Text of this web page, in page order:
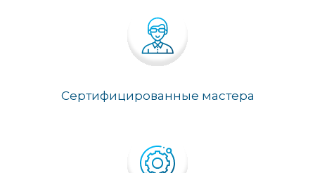
Сертифицированные мастера